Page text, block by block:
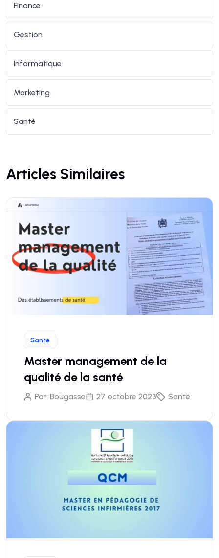
Finance
Gestion
Informatique
Marketing
Santé
Articles Similaires
Santé
Master management de la
qualité de la santé
Par: Bougasse 27 octobre 2023 Santé